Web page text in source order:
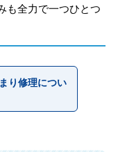
も全力で一つひとつ
り修理につい